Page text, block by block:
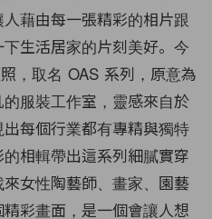
藉由每一張精彩的相片跟
生活居家的片刻美好。今
，取名 OAS 系列，原意為
服裝工作室，靈感來自於
每個行業都有專精與獨特
相輯帶出這系列細膩實穿
女性陶藝師、畫家、園藝
彩畫面，是一個會讓人想